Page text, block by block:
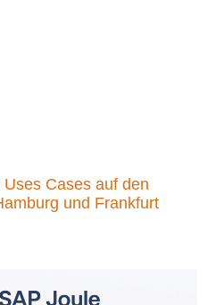
Cases auf den
und Frankfurt